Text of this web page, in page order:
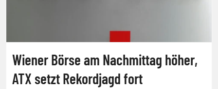
Wiener Börse am Nachmittag höher,
ATX setzt Rekordjagd fort